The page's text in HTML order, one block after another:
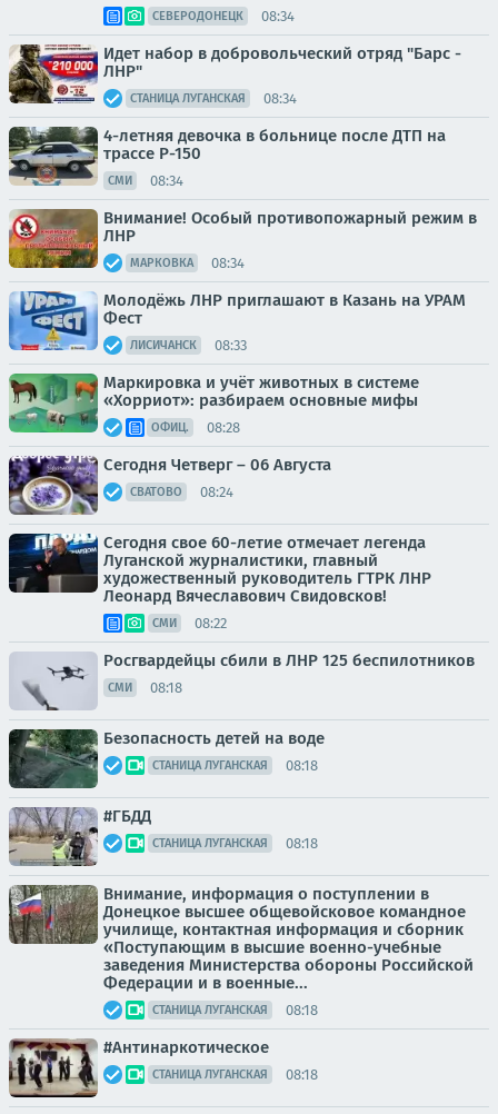
СЕВЕРОДОНЕЦК 08:34
Идет набор в добровольческий отряд "Барс -
ЛНР"
СТАНИЦА ЛУГАНСКАЯ 08:34
4-летняя девочка в больнице после ДТП на
трассе Р-150
СМИ 08:34
Внимание! Особый противопожарный режим в
ЛНР
МАРКОВКА 08:34
Молодёжь ЛНР приглашают в Казань на УРАМ
Фест
ЛИСИЧАНСК 08:33
Маркировка и учёт животных в системе
«Хорриот»: разбираем основные мифы
ОФИЦ. 08:28
Сегодня Четверг – 06 Августа
СВАТОВО 08:24
Сегодня свое 60-летие отмечает легенда
Луганской журналистики, главный
художественный руководитель ГТРК ЛНР
Леонард Вячеславович Свидовсков!
СМИ 08:22
Росгвардейцы сбили в ЛНР 125 беспилотников
СМИ 08:18
Безопасность детей на воде
СТАНИЦА ЛУГАНСКАЯ 08:18
#ГБДД
СТАНИЦА ЛУГАНСКАЯ 08:18
Внимание, информация о поступлении в
Донецкое высшее общевойсковое командное
училище, контактная информация и сборник
«Поступающим в высшие военно-учебные
заведения Министерства обороны Российской
Федерации и в военные...
СТАНИЦА ЛУГАНСКАЯ 08:18
#Антинаркотическое
СТАНИЦА ЛУГАНСКАЯ 08:18